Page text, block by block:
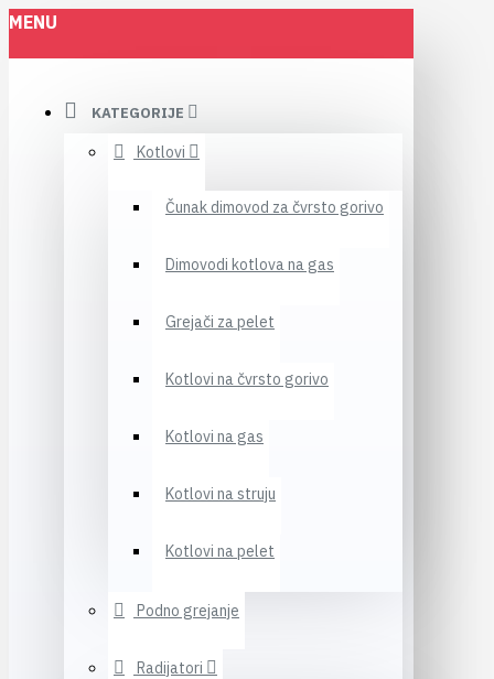
MENU
KATEGORIJE
Kotlovi
Čunak dimovod za čvrsto gorivo
Dimovodi kotlova na gas
Grejači za pelet
Kotlovi na čvrsto gorivo
Kotlovi na gas
Kotlovi na struju
Kotlovi na pelet
Podno grejanje
Radijatori